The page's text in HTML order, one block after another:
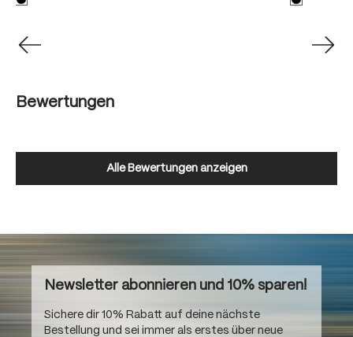
Bewertungen
Alle Bewertungen anzeigen
Newsletter abonnieren und 10% sparen!
Sichere dir 10% Rabatt auf deine nächste
Bestellung und sei immer als erstes über neue